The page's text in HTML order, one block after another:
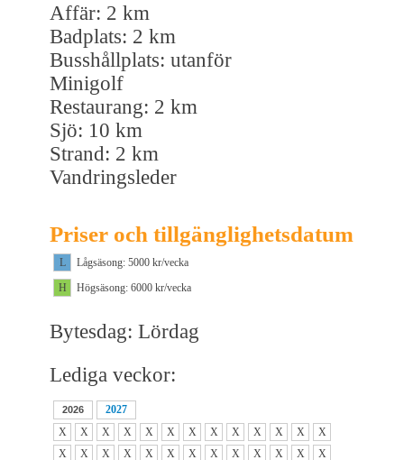
Affär: 2 km
Badplats: 2 km
Busshållplats: utanför
Minigolf
Restaurang: 2 km
Sjö: 10 km
Strand: 2 km
Vandringsleder
Priser och tillgänglighetsdatum
L
Lågsäsong: 5000 kr/vecka
H
Högsäsong: 6000 kr/vecka
Bytesdag: Lördag
Lediga veckor:
2026
2027
X
X X X X X X X X X X X
X
X
X X X X X X X X X X X
X